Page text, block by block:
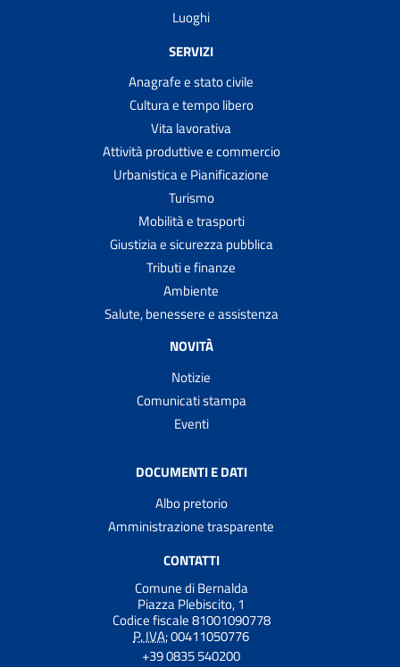
Luoghi
SERVIZI
Anagrafe e stato civile
Cultura e tempo libero
Vita lavorativa
Attività produttive e commercio
Urbanistica e Pianificazione
Turismo
Mobilità e trasporti
Giustizia e sicurezza pubblica
Tributi e finanze
Ambiente
Salute, benessere e assistenza
NOVITÀ
Notizie
Comunicati stampa
Eventi
DOCUMENTI E DATI
Albo pretorio
Amministrazione trasparente
CONTATTI
Comune di Bernalda
Piazza Plebiscito, 1
Codice fiscale 81001090778
P. IVA:00411050776
+39 0835 540200